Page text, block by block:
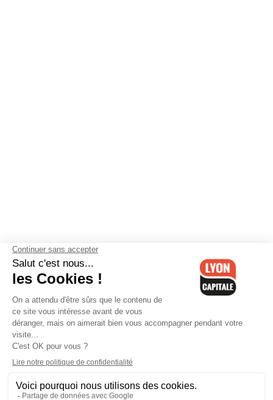
Contactez-nous-Mentions légales-CGV-Politique de